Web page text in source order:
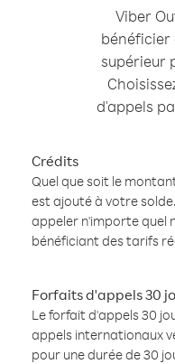
Viber
bénéficier
supérieur
d'appels
Crédits
Quel que soit le
est ajouté à votre
appeler n'importe quel
bénéficiant des tarifs
Forfaits d'appels 30
Le forfait d'appels 30
appels internationaux
pour une durée de 30